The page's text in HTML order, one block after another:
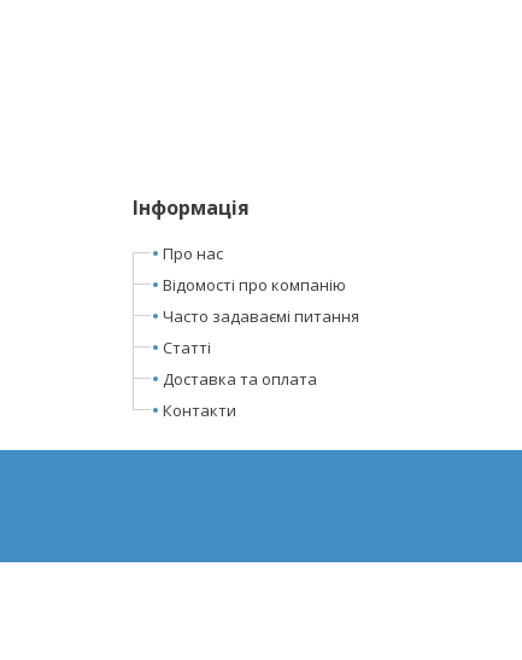
Інформація
Про нас
Відомості про компанію
Часто задаваємі питання
Статті
Доставка та оплата
Контакти